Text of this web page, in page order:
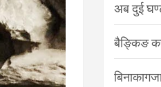
अब दुई
बैङ्किङ